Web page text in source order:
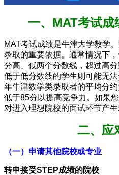
一、MAT考试成
MAT考试成绩是牛津大学数学
录取的重要依据。通常情况下
分高、低两个分数线，超过高
低于低分数线的学生则可能无
年牛津数学类录取者的平均分
低于85分以提高竞争力。如果
对进入理想院校的面试环节产生
二、应
（一）申请其他院校或专业
转申接受STEP成绩的院校